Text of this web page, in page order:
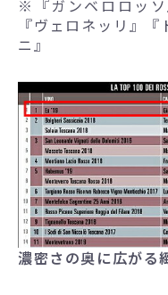
※『ガンベロロッソ
『ヴェロネッリ』
ニ』
濃密さの奥に広がる